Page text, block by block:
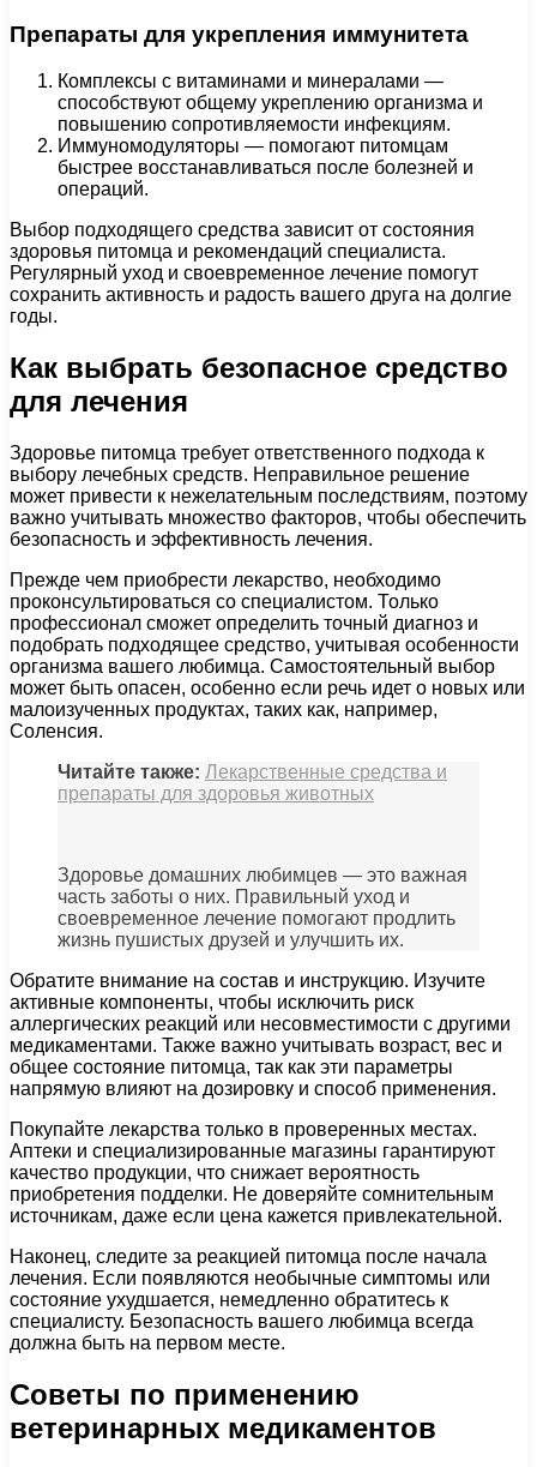
Препараты для укрепления иммунитета
Комплексы с витаминами и минералами —
способствуют общему укреплению организма и
повышению сопротивляемости инфекциям.
Иммуномодуляторы — помогают питомцам
быстрее восстанавливаться после болезней и
операций.
Выбор подходящего средства зависит от состояния
здоровья питомца и рекомендаций специалиста.
Регулярный уход и своевременное лечение помогут
сохранить активность и радость вашего друга на долгие
годы.
Как выбрать безопасное средство
для лечения
Здоровье питомца требует ответственного подхода к
выбору лечебных средств. Неправильное решение
может привести к нежелательным последствиям, поэтому
важно учитывать множество факторов, чтобы обеспечить
безопасность и эффективность лечения.
Прежде чем приобрести лекарство, необходимо
проконсультироваться со специалистом. Только
профессионал сможет определить точный диагноз и
подобрать подходящее средство, учитывая особенности
организма вашего любимца. Самостоятельный выбор
может быть опасен, особенно если речь идет о новых или
малоизученных продуктах, таких как, например,
Соленсия.
Читайте также: Лекарственные средства и
препараты для здоровья животных
Здоровье домашних любимцев — это важная
часть заботы о них. Правильный уход и
своевременное лечение помогают продлить
жизнь пушистых друзей и улучшить их.
Обратите внимание на состав и инструкцию. Изучите
активные компоненты, чтобы исключить риск
аллергических реакций или несовместимости с другими
медикаментами. Также важно учитывать возраст, вес и
общее состояние питомца, так как эти параметры
напрямую влияют на дозировку и способ применения.
Покупайте лекарства только в проверенных местах.
Аптеки и специализированные магазины гарантируют
качество продукции, что снижает вероятность
приобретения подделки. Не доверяйте сомнительным
источникам, даже если цена кажется привлекательной.
Наконец, следите за реакцией питомца после начала
лечения. Если появляются необычные симптомы или
состояние ухудшается, немедленно обратитесь к
специалисту. Безопасность вашего любимца всегда
должна быть на первом месте.
Советы по применению
ветеринарных медикаментов